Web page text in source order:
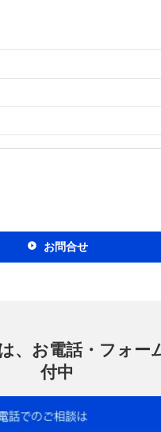
お問合せ
、お電話・フォー
付中